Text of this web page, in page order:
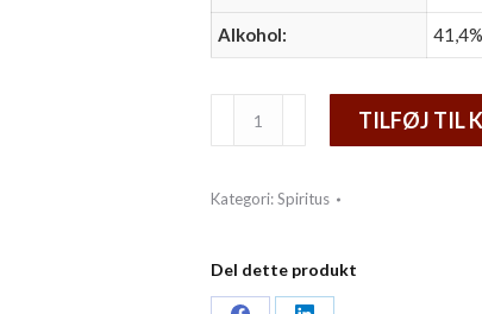
Alkohol: 41,4%
sæt
Normindia
gin
antal
TILFØJ TIL
Kategori:Spiritus
Del dette produkt